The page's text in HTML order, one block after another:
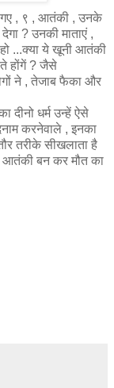
गए , ९ , आतंकी , उनके
? उनकी माताएं ,
...क्या ये खूनी आतंकी
होंगें ? जैसे
ने , तेजाब फैका और
धर्म उन्हें ऐसे
करनेवाले , इनका
तरीके सीखलाता है
बन कर मौत का